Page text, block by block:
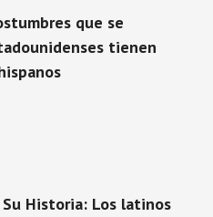
que se
tienen
Su Historia: Los latinos